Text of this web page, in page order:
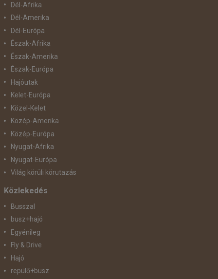
Dél-Afrika
Dél-Amerika
Dél-Európa
Észak-Afrika
Észak-Amerika
Észak-Európa
Hajóutak
Kelet-Európa
Közel-Kelet
Közép-Amerika
Közép-Európa
Nyugat-Afrika
Nyugat-Európa
Világ körüli körutazás
Közlekedés
Busszal
busz+hajó
Egyénileg
Fly & Drive
Hajó
repülő+busz